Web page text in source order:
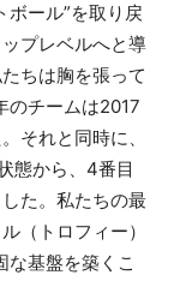
ボール”を取り戻
プレベルへと導
ちは胸を張って
のチームは2017
それと同時に、
態から、4番目
た。私たちの最
（トロフィー）
な基盤を築くこ